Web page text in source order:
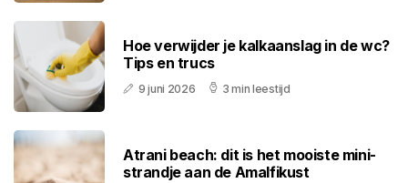
Hoe verwijder je kalkaanslag in de wc?
Tips en trucs
9 juni 2026 3 min leestijd
Atrani beach: dit is het mooiste mini-
strandje aan de Amalfikust